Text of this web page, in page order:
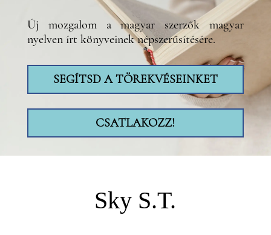
Új mozgalom a magyar szerzők magyar
nyelven írt könyveinek népszerűsítésére.
SEGÍTSD A TÖREKVÉSEINKET
CSATLAKOZZ!
Sky S.T.